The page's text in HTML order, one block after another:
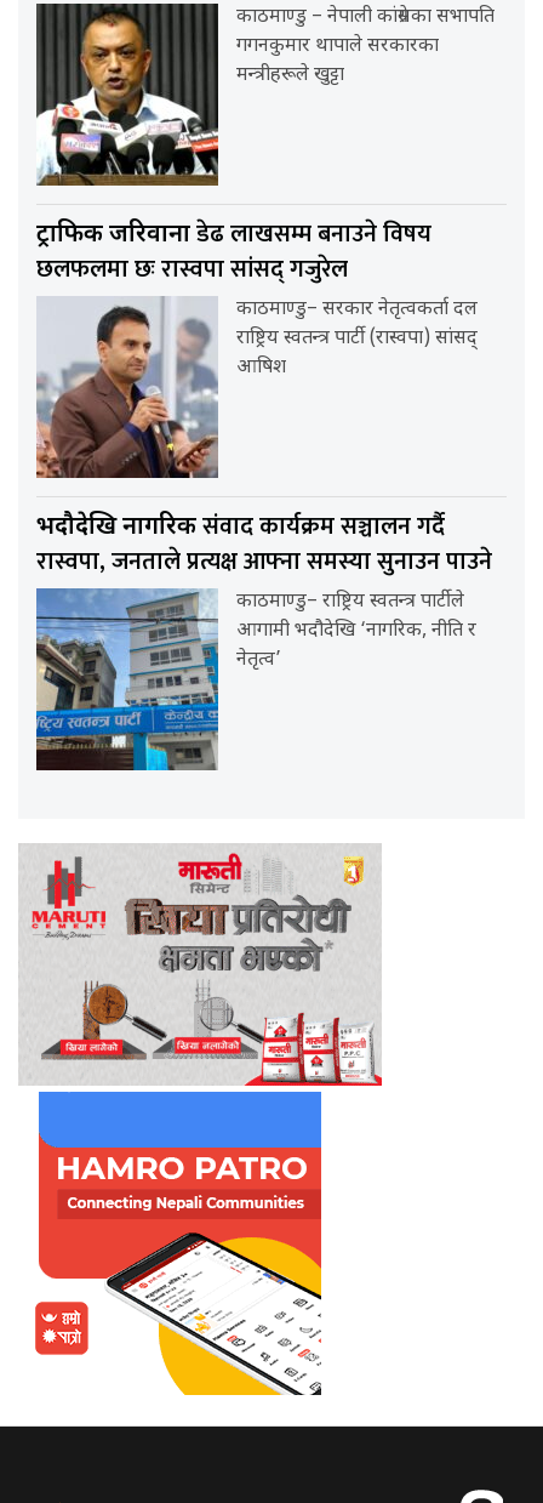
काठमाण्डु – नेपाली कांग्रेसका सभापति
गगनकुमार थापाले सरकारका
मन्त्रीहरूले खुट्टा
ट्राफिक जरिवानाडेढ लाखसम्म बनाउने विषय
छलफलमा छः रास्वपा सांसद् गजुरेल
काठमाण्डु– सरकार नेतृत्वकर्ता दल
राष्ट्रिय स्वतन्त्र पार्टी (रास्वपा) सांसद्
आषिश
भदौदेखि नागरिकसंवाद कार्यक्रम सञ्चालन गर्दै
रास्वपा, जनताले प्रत्यक्ष आफ्ना समस्या सुनाउन पाउने
काठमाण्डु– राष्ट्रिय स्वतन्त्र पार्टीले
आगामी भदौदेखि ‘नागरिक, नीति र
नेतृत्व’